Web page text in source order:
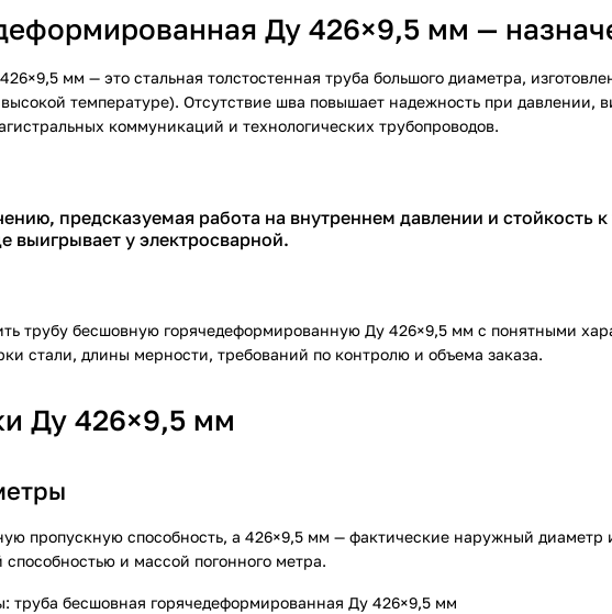
Ду 426×9,5 мм —
мм — это стальная толстостенная труба большого диаметра,
температуре). Отсутствие шва повышает надежность при давлении,
коммуникаций и технологических трубопроводов.
предсказуемая работа на внутреннем давлении и стойкость
выигрывает у электросварной.
трубу бесшовную горячедеформированную Ду 426×9,5 мм с понятными
стали, длины мерности, требований по контролю и объема заказа.
Ду 426×9,5 мм
пропускную способность, а 426×9,5 мм — фактические наружный
и массой погонного метра.
труба бесшовная горячедеформированная Ду 426×9,5 мм